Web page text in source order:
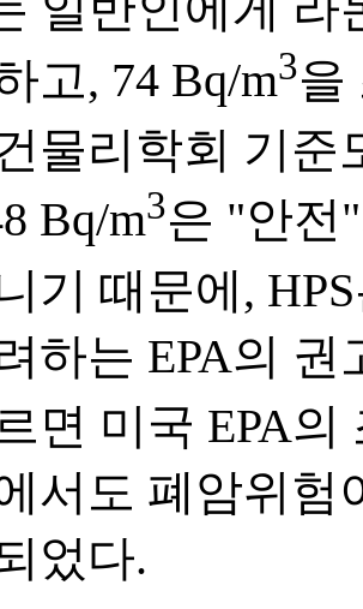
고, 74 Bq/m3을
물리학회 기준
Bq/m3은 "안전
기 때문에,
하는 EPA의
면 미국 EPA의
서도 폐암위험
었다.